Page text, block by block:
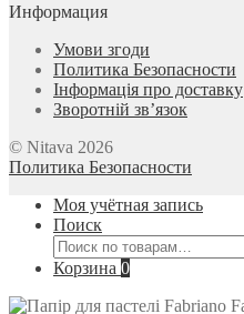
Информация
Умови згоди
Политика Безопасности
Інформація про доставку
Зворотній зв’язок
© Nitava 2026
Политика Безопасности
Моя учётная запись
Поиск
Искать:
Корзина 0